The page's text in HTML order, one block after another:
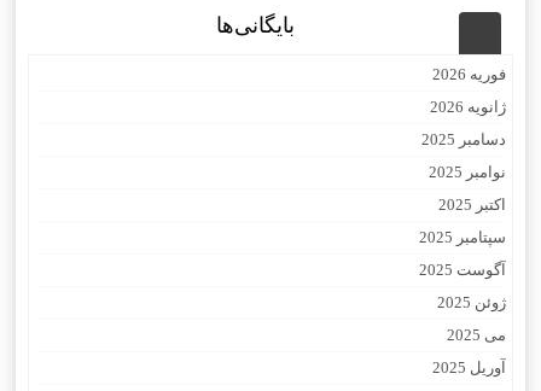
بایگانی‌ها
فوریه 2026
ژانویه 2026
دسامبر 2025
نوامبر 2025
اکتبر 2025
سپتامبر 2025
آگوست 2025
ژوئن 2025
می 2025
آوریل 2025